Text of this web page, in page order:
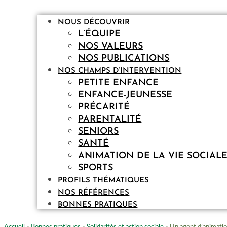
NOUS DÉCOUVRIR
L’ÉQUIPE
NOS VALEURS
NOS PUBLICATIONS
NOS CHAMPS D’INTERVENTION
PETITE ENFANCE
ENFANCE-JEUNESSE
PRÉCARITÉ
PARENTALITÉ
SENIORS
SANTÉ
ANIMATION DE LA VIE SOCIALE
SPORTS
PROFILS THÉMATIQUES
NOS RÉFÉRENCES
BONNES PRATIQUES